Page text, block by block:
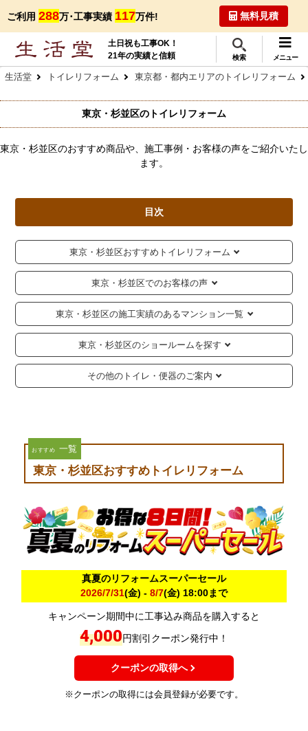
ご利用 288万･工事実績 117万件! 無料見積
土日祝も工事OK！
21年の実績と信頼
検索 メニュー
生活堂 トイレリフォーム 東京都・都内エリアのトイレリフォーム
東京・杉並区のトイレリフォーム
東京・杉並区のおすすめ商品や、施工事例・お客様の声をご紹介いたし
ます。
目次
東京・杉並区おすすめトイレリフォーム
東京・杉並区でのお客様の声
東京・杉並区の施工実績のあるマンション一覧
東京・杉並区のショールームを探す
その他のトイレ・便器のご案内
おすすめ 一覧
東京・杉並区おすすめトイレリフォーム
真夏のリフォームスーパーセール
2026/7/31(金) - 8/7(金) 18:00まで
キャンペーン期間中に工事込み商品を購入すると
4,000円割引クーポン発行中！
クーポンの取得へ
※クーポンの取得には会員登録が必要です。